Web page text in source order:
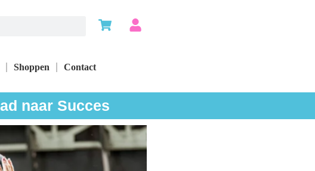
Shoppen Contact
naar Succes